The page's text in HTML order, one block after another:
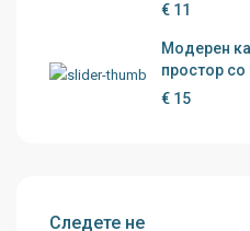
€ 11
Модерен
простор со
€ 15
Следете не